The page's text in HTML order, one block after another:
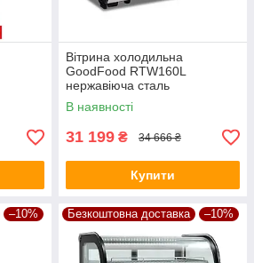
Вітрина холодильна
GoodFood RTW160L
нержавіюча сталь
В наявності
31 199 ₴ 34 666 ₴
Купити
–10% Безкоштовна доставка –10%